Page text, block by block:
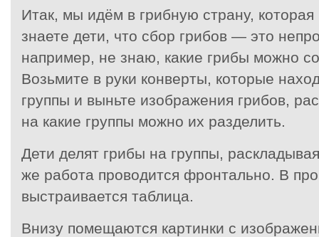
Итак, мы идём в грибную страну,
знаете дети, что сбор грибов — это
например, не знаю, какие грибы можно
Возьмите в руки конверты, которые
группы и выньте изображения грибов,
на какие группы можно их разделить.
Дети делят грибы на группы,
же работа проводится фронтально. В
выстраивается таблица.
Внизу помещаются картинки с